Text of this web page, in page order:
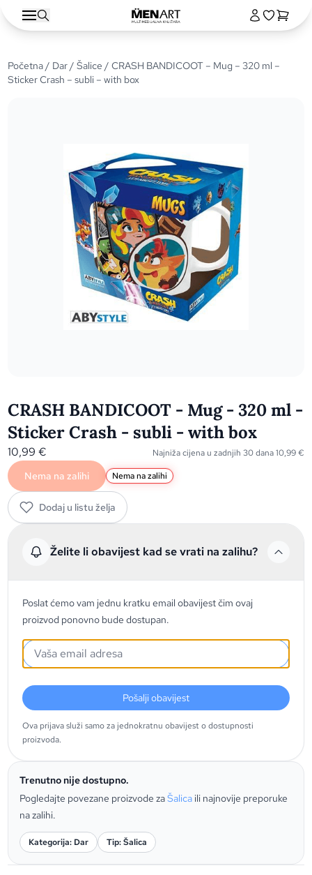
Početna/ Dar/Šalice / CRASH BANDICOOT – Mug – 320 ml –
Sticker Crash – subli – with box
CRASH BANDICOOT - Mug - 320 ml -
Sticker Crash - subli - with box
10,99€ Najniža cijena u zadnjih 30 dana10,99€
Nema na zalihi Nema na zalihi
Dodaj u listu želja
Želite li obavijest kad se vrati na zalihu?
Poslat ćemo vam jednu kratku email obavijest čim ovaj
proizvod ponovno bude dostupan.
Pošalji obavijest
Ova prijava služi samo za jednokratnu obavijest o dostupnosti
proizvoda.
Trenutno nije dostupno.
Pogledajte povezane proizvode zaŠalica ili najnovije preporuke
na zalihi.
Kategorija: Dar Tip: Šalica